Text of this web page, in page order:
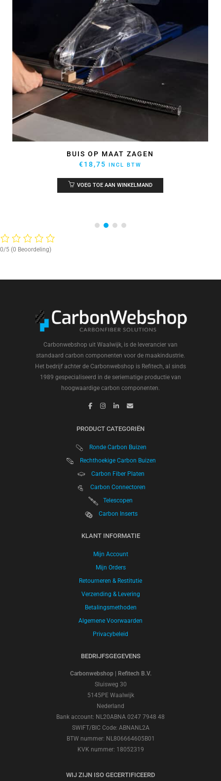
BUIS OP MAAT ZAGEN
€18,75 INCL BTW
VOEG TOE AAN WINKELMAND
0/5 (0 Beoordeling)
Carbonwebshop uit Waalwijk, is de leverancier van
standaard carbon componenten voor de maakindustrie.
Het bedrijf achter de Carbonwebshop is Refitech, al sinds
1989 gespecialiseerd in de seriematige productie van
hoogwaardige carbon componenten.
PRODUCT CATEGORIËN
Ronde Carbon Buizen
Rechthoekige Carbon Buizen
Carbon Fiber Platen
Carbon Connectoren
Telescopen
Carbon Inserts
KLANT INFORMATIE
Mijn Account
Mijn Orders
Retourneren & Restitutie
Verzending & Levering
Betalingsmethoden
Algemene Voorwaarden
Privacybeleid
BEDRIJFSGEGEVENS
Carbonwebshop | Refitech B.V.
Sluisweg 30
5145PE Waalwijk
Nederland
Bank account: NL20ABNA 0247 7948 48
SWIFT/BIC Code: ABNANL2A
BTW nummer: NL806664605B01
KVK nummer: 18052319
WIJ ZIJN ISO GECERTIFICEERD